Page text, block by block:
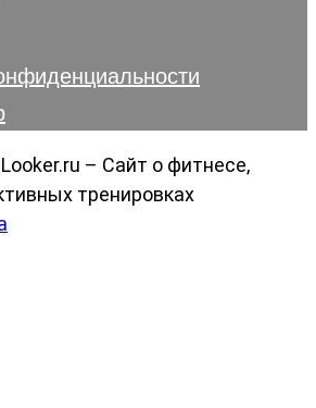
– Сайт о фитнесе,
тренировках